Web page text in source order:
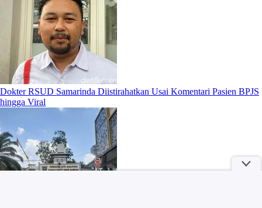
Dokter RSUD Samarinda Diistirahatkan Usai Komentari Pasien BPJS
hingga Viral